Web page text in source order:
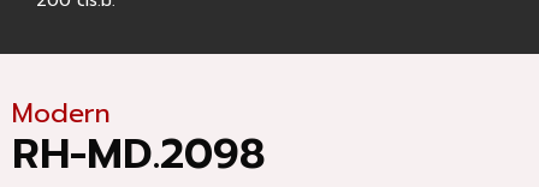
Modern
RH-MD.2098